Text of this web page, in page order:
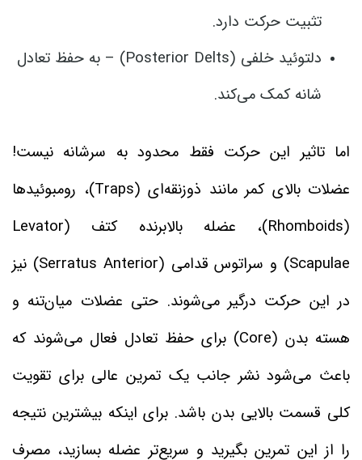
تثبیت حرکت دارد.
دلتوئید خلفی (Posterior Delts) – به حفظ تعادل
شانه کمک می‌کند.
اما تاثیر این حرکت فقط محدود به سرشانه نیست!
عضلات بالای کمر مانند ذوزنقه‌ای (Traps)، رومبوئیدها
(Rhomboids)، عضله بالابرنده کتف (Levator
Scapulae) و سراتوس قدامی (Serratus Anterior) نیز
در این حرکت درگیر می‌شوند. حتی عضلات میان‌تنه و
هسته بدن (Core) برای حفظ تعادل فعال می‌شوند که
باعث می‌شود نشر جانب یک تمرین عالی برای تقویت
کلی قسمت بالایی بدن باشد. برای اینکه بیشترین نتیجه
را از این تمرین بگیرید و سریع‌تر عضله بسازید، مصرف